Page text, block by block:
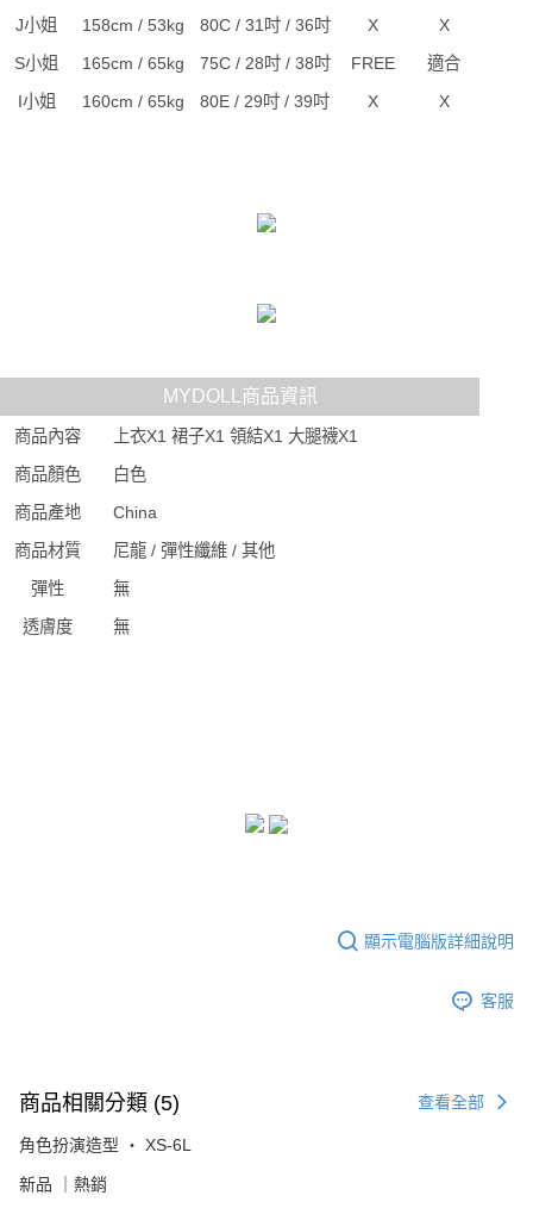
J小姐
158cm / 53kg 80C / 31吋 / 36吋 X
X
S小姐
165cm / 65kg 75C / 28吋 / 38吋 FREE
適合
I小姐
160cm / 65kg 80E / 29吋 / 39吋 X X
MYDOLL商品資訊
商品內容
上衣X1 裙子X1 領結X1 大腿襪X1
商品顏色
白色
商品產地
China
商品材質
尼龍 / 彈性纖維 / 其他
彈性
無
透膚度
無
顯示電腦版詳細說明
客服
商品相關分類 (5) 查看全部
角色扮演造型 ‧ XS-6L
新品 ｜熱銷